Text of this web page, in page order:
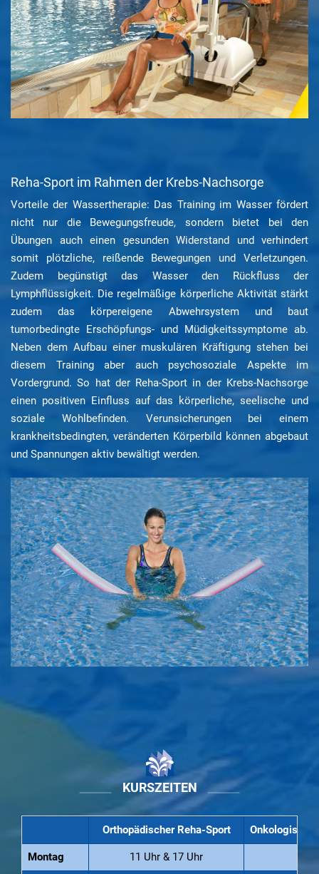
Reha-Sport im Rahmen der Krebs-Nachsorge
Vorteile der Wassertherapie: Das Training im Wasser fördert
nicht nur die Bewegungsfreude, sondern bietet bei den
Übungen auch einen gesunden Widerstand und verhindert
somit plötzliche, reißende Bewegungen und Verletzungen.
Zudem begünstigt das Wasser den Rückfluss der
Lymphflüssigkeit. Die regelmäßige körperliche Aktivität stärkt
zudem das körpereigene Abwehrsystem und baut
tumorbedingte Erschöpfungs- und Müdigkeitssymptome ab.
Neben dem Aufbau einer muskulären Kräftigung stehen bei
diesem Training aber auch psychosoziale Aspekte im
Vordergrund. So hat der Reha-Sport in der Krebs-Nachsorge
einen positiven Einfluss auf das körperliche, seelische und
soziale Wohlbefinden. Verunsicherungen bei einem
krankheitsbedingten, veränderten Körperbild können abgebaut
und Spannungen aktiv bewältigt werden.
KURSZEITEN
Orthopädischer Reha-Sport
Montag 11 Uhr & 17 Uhr